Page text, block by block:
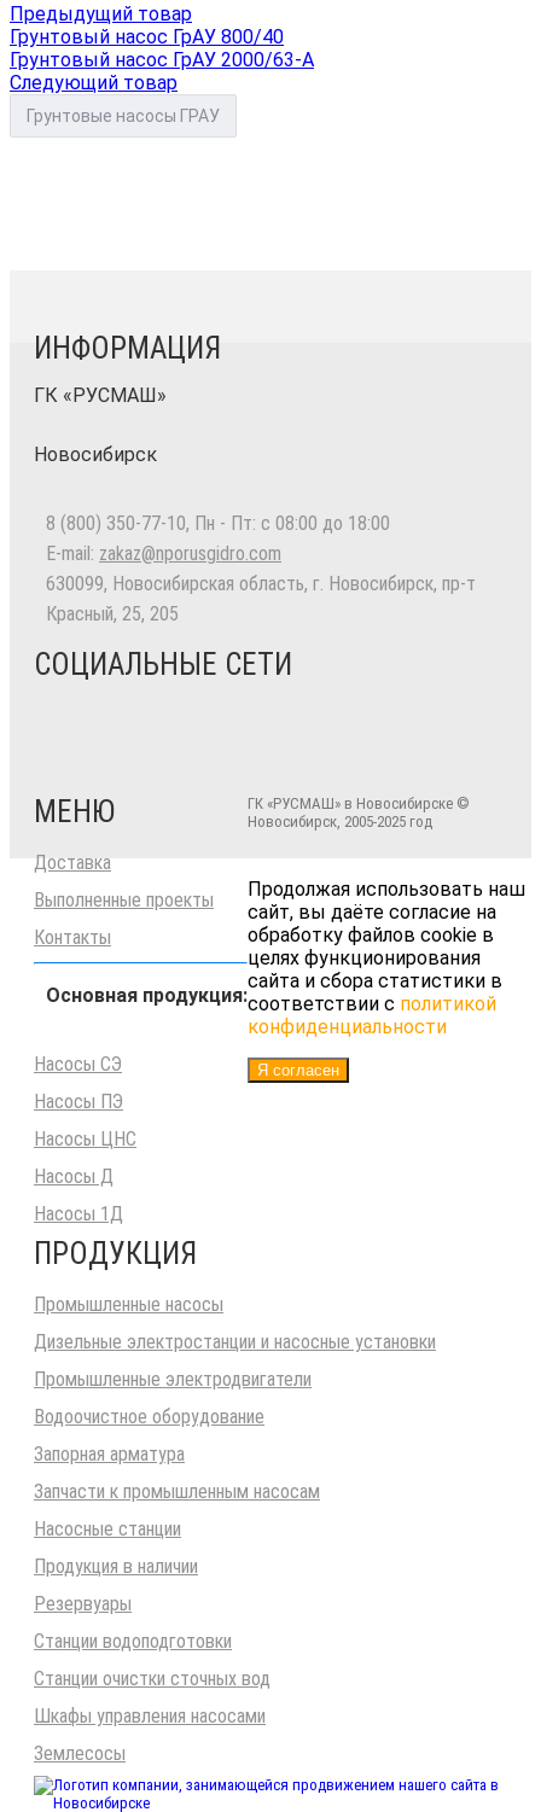
Предыдущий товар
Грунтовый насос ГрАУ 800/40
Грунтовый насос ГрАУ 2000/63-А
Следующий товар
Грунтовые насосы ГРАУ
ИНФОРМАЦИЯ
ГК «РУСМАШ»
Новосибирск
8 (800) 350-77-10, Пн - Пт: с 08:00 до 18:00
E-mail: zakaz@nporusgidro.com
630099, Новосибирская область, г. Новосибирск, пр-т
Красный, 25, 205
СОЦИАЛЬНЫЕ СЕТИ
МЕНЮ
Доставка
Выполненные проекты
Контакты
Основная продукция:
Насосы СЭ
Насосы ПЭ
Насосы ЦНС
Насосы Д
Насосы 1Д
ПРОДУКЦИЯ
Промышленные насосы
Дизельные электростанции и насосные установки
Промышленные электродвигатели
Водоочистное оборудование
Запорная арматура
Запчасти к промышленным насосам
Насосные станции
Продукция в наличии
Резервуары
Станции водоподготовки
Станции очистки сточных вод
Шкафы управления насосами
Землесосы
ГК «РУСМАШ» в Новосибирске ©
Новосибирск, 2005-2025 год
Продолжая использовать наш
сайт, вы даёте согласие на
обработку файлов cookie в
целях функционирования
сайта и сбора статистики в
соответствии с политикой
конфиденциальности
Я согласен